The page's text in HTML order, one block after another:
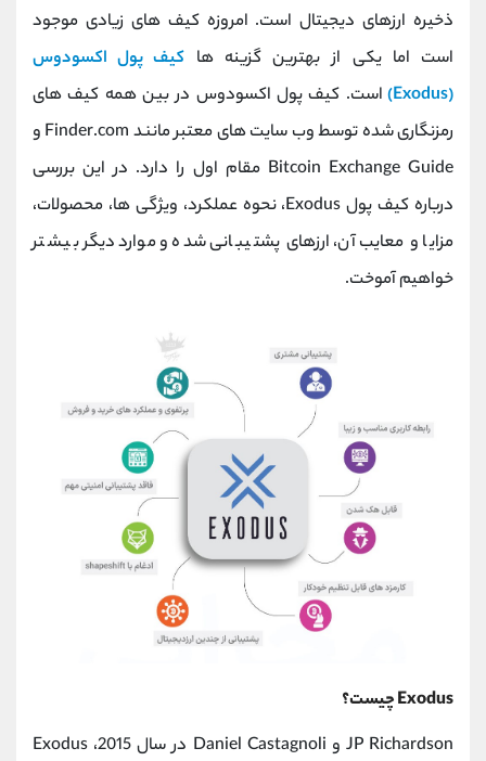
ذخیره ارزهای دیجیتال است. امروزه کیف های زیادی موجود
است اما یکی از بهترین گزینه ها کیف پول اکسودوس
(Exodus)
است. کیف پول اکسودوس در بین همه کیف های
رمزنگاری شده توسط وب سایت های معتبر مانند Finder.com و
Bitcoin Exchange Guide مقام اول را دارد. در این بررسی
درباره کیف پول Exodus، نحوه عملکرد، ویژگی ها، محصولات،
مزایا و معایب آن، ارزهای پشتیبانی شده و موارد دیگر بیشتر
خواهیم آموخت.
Exodus چیست؟
JP Richardson و Daniel Castagnoli در سال 2015، Exodus
بدون پیش شماره 90001030
اینستاگرام @alireza.mehrabii
کانال تلگرام @alirezamehrabi_com